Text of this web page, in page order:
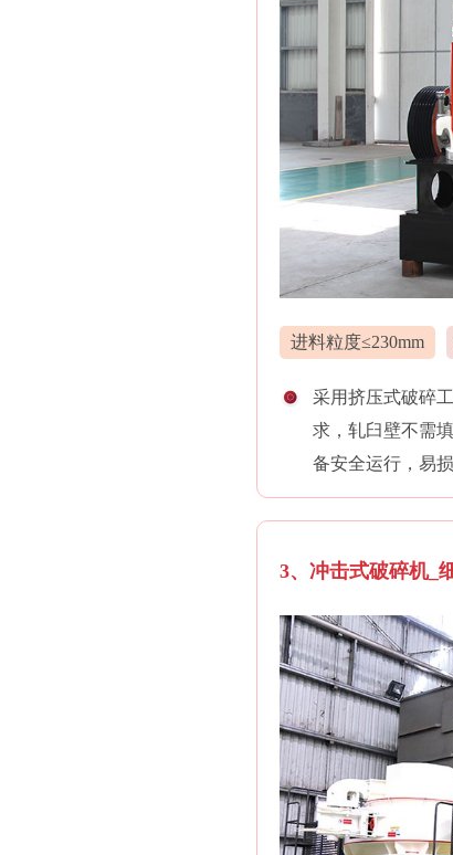
进料粒度≤230mm
采用挤压式破碎
求，轧臼壁不需
备安全运行，易
3、冲击式破碎机_